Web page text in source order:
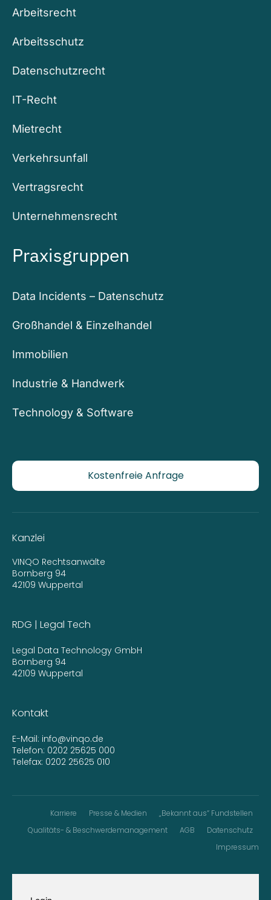
Arbeitsrecht
Arbeitsschutz
Datenschutzrecht
IT-Recht
Mietrecht
Verkehrsunfall
Vertragsrecht
Unternehmensrecht
Praxisgruppen
Data Incidents – Datenschutz
Großhandel & Einzelhandel
Immobilien
Industrie & Handwerk
Technology & Software
Kostenfreie Anfrage
Kanzlei
VINQO Rechtsanwälte
Bornberg 94
42109 Wuppertal
RDG | Legal Tech
Legal Data Technology GmbH
Bornberg 94
42109 Wuppertal
Kontakt
E-Mail: info@vinqo.de
Telefon: 0202 25625 000
Telefax: 0202 25625 010
Karriere Presse & Medien
„Bekannt aus“ Fundstellen
Qualitäts- & Beschwerdemanagement
AGB
Datenschutz
Impressum